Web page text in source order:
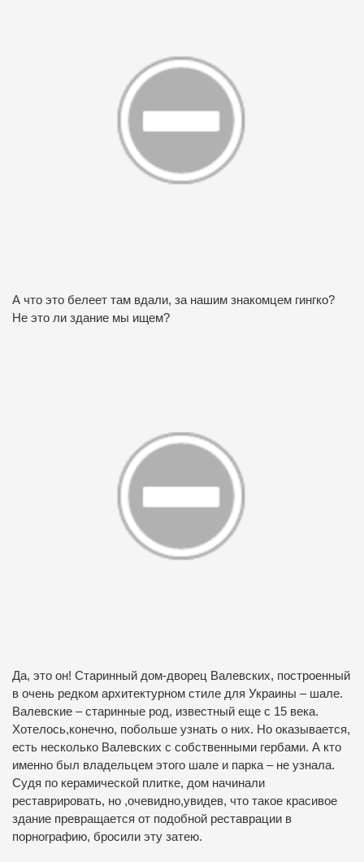
А что это белеет там вдали, за нашим знакомцем гингко?
Не это ли здание мы ищем?
Да, это он! Старинный дом-дворец Валевских, построенный
в очень редком архитектурном стиле для Украины – шале.
Валевские – старинные род, известный еще с 15 века.
Хотелось,конечно, побольше узнать о них. Но оказывается,
есть несколько Валевских с собственными гербами. А кто
именно был владельцем этого шале и парка – не узнала.
Судя по керамической плитке, дом начинали
реставрировать, но ,очевидно,увидев, что такое красивое
здание превращается от подобной реставрации в
порнографию, бросили эту затею.